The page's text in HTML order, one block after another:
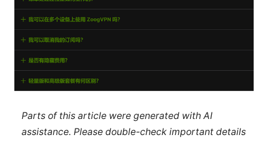
Parts of this article were generated with AI
assistance. Please double-check important details